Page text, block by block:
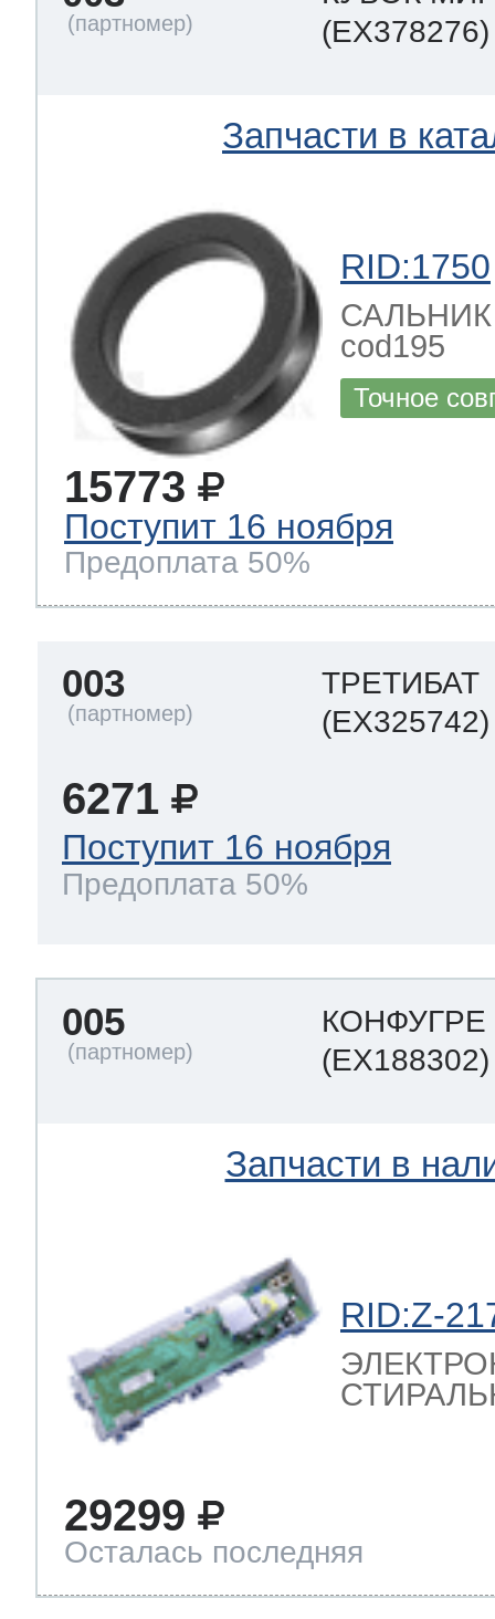
(EX378276)
Запчасти в
RID:1750
САЛЬНИК
cod195
Точное
15773
Поступит 16 ноября
Предоплата 50%
003
ТРЕТИБАТ
(EX325742)
6271
Поступит 16 ноября
Предоплата 50%
005
КОНФУГРЕ
(EX188302)
Запчасти в
RID:Z-
29299
Осталась последняя